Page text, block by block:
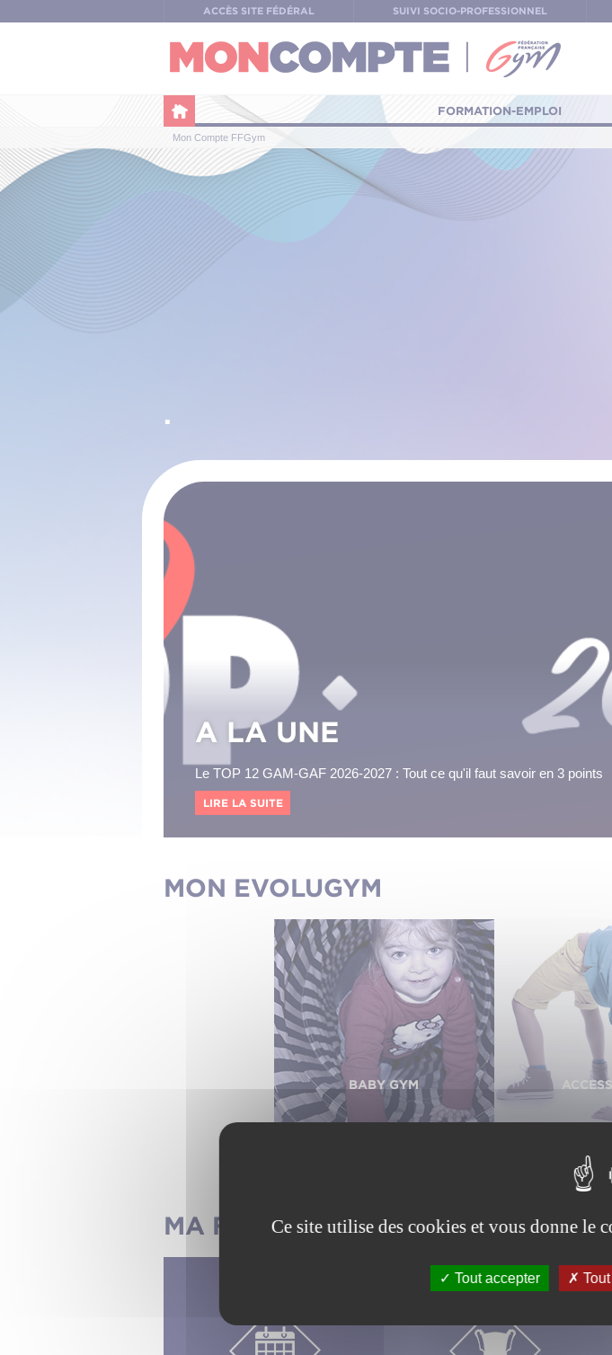
ACCÈS SITE FÉDÉRAL SUIVI SOCIO-PROFESSIONNEL
FORMATION-EMPLOI
Mon Compte FFGym
.
A LA UNE
Le TOP 12 GAM-GAF 2026-2027 : Tout ce qu'il faut savoir en 3 points
LIRE LA SUITE
MON EVOLUGYM
BABY GYM
MA FORMATIONCe site utilise des cookies et vous donne le
Tout accepter